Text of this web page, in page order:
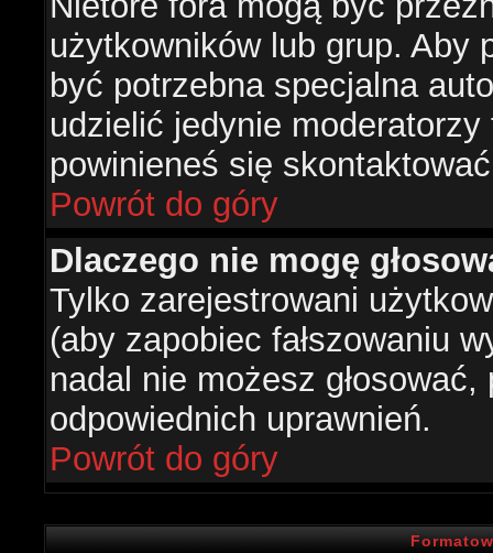
użytkowników lub grup. Aby
być potrzebna specjalna
udzielić jedynie
powinieneś się
Powrót do góry
Dlaczego nie mogę
Tylko zarejestrowani
(aby zapobiec fałszowaniu
nadal nie możesz
odpowiednich uprawnień.
Powrót do góry